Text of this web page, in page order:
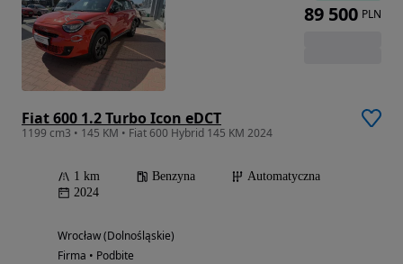
Fiat 600 1.2 Turbo Icon eDCT
1199 cm3 • 145 KM • Fiat 600 Hybrid 145 KM 2024
1 km Benzyna
Automatyczna
2024
Wrocław (Dolnośląskie)
Firma • Podbite
89 500 PLN